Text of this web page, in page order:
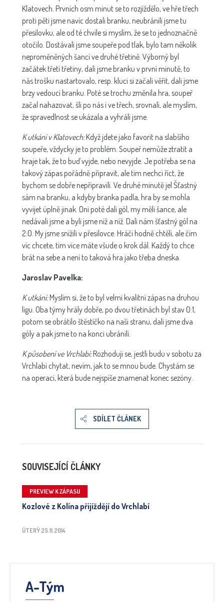
Klatovech. Prvních osm minut se to rozjíždělo, ve hře třech
proti pěti jsme navíc dostali branku, neubránili jsme tu
přesilovku, ale od té chvíle si myslím, že se to jednoznačně
otočilo. Dostávali jsme soupeře pod tlak, bylo tam několik
neproměněných šancí ve druhé třetině. Výborný byl
začátek třetí třetiny, dali jsme branku v první minutě, to
nás trošku nastartovalo, resp. kluci si začali věřit, dali jsme
brzy vedoucí branku. Poté se trochu změnila hra, soupeř
začal nahazovat, šli po nás i ve třech, srovnali, ale myslím,
že spravedlnost se ukázala a vyhráli jsme.
K utkání v Klatovech:Když jdete jako favorit na slabšího
soupeře, vždycky je to problém. Soupeř nemůže ztratit a
hraje tak, že to buď vyjde, nebo nevyjde. Je potřeba se na
takový zápas pořádně připravit, ale tím nechci říct, že
bychom se dobře nepřipravili. Ve druhé minutě jel Šťastný
sám na branku, a kdyby branka padla, hra by se mohla
vyvíjet úplně jinak. Oni poté dali gól, my měli šance, ale
nedávali jsme a byli jsme níž a níž. Dali nám šťastný gól na
2:0. My jsme snížili v přesilovce. Hráči hodně chtěli, ale čím
víc chcete, tím více máte všude o krok dál. Každý to chce
brát na sebe a není to taková hra jako třeba dneska.
Jaroslav Pavelka:
K utkání:Myslím si, že to byl velmi kvalitní zápas na druhou
ligu. Oba týmy hrály dobře, po dvou třetinách byl stav 0:1,
potom se obrátilo štěstíčko na naši stranu, dali jsme dva
góly a pak jsme to na konci ubránili.
K působení ve Vrchlabí:Rozhoduji se, jestli budu v sobotu za
Vrchlabí chytat, nevím, jak to se mnou bude. Chystám se
na operaci, která bude nejspíše znamenat konec sezóny.
SDÍLET ČLÁNEK
SOUVISEJÍCÍ ČLÁNKY
PREVIEW K ZÁPASU
Kozlové z Kolína přijíždějí do Vrchlabí
ÚTERÝ 25.11.2014
A-Tým